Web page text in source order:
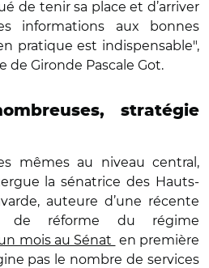
de tenir sa place et d’arriver
informations aux bonnes
pratique est indispensable",
de Gironde Pascale Got.
stratégie
mêmes au niveau central,
la sénatrice des Hauts-
auteure d’une récente
de réforme du régime
mois au Sénat en première
pas le nombre de services